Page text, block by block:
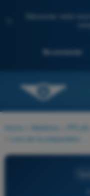
Découvrez notre
Se connecter
Home Matières